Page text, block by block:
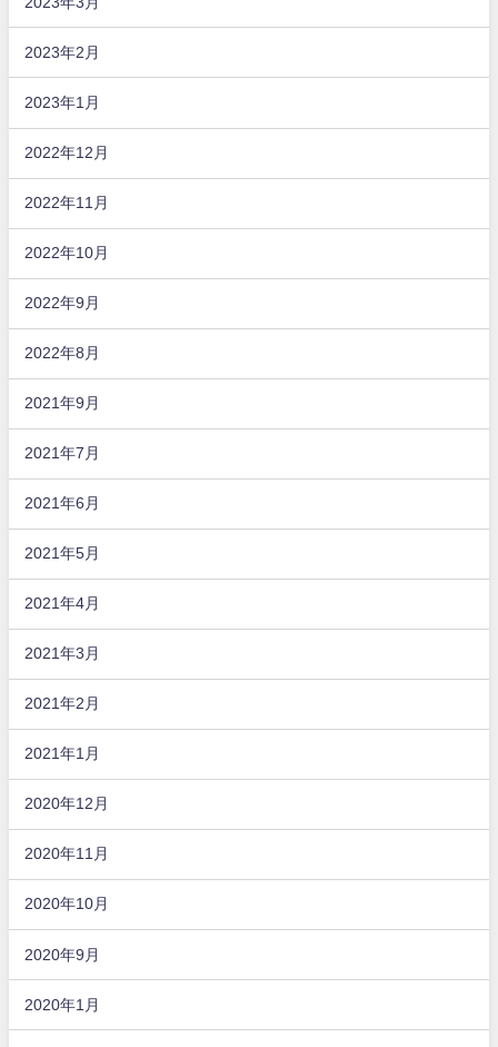
2023年2月
2023年1月
2022年12月
2022年11月
2022年10月
2022年9月
2022年8月
2021年9月
2021年7月
2021年6月
2021年5月
2021年4月
2021年3月
2021年2月
2021年1月
2020年12月
2020年11月
2020年10月
2020年9月
2020年1月